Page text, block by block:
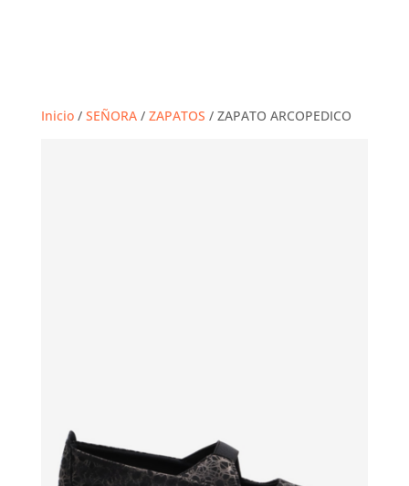
Inicio/ SEÑORA/ ZAPATOS / ZAPATO ARCOPEDICO